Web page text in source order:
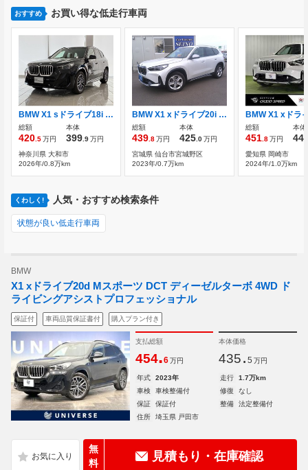
おすすめ お買い得な低走行車両
BMW X1 sドライブ18i Mスポーツ DCT アダプティブMサスペンション
総額
420.5万円
本体
399.9万円
神奈川県 大和市
2026年/0.8万km
BMW X1 xドライブ20i xライン DCT 4WD ワンオーナ車 令和8年10月まで新車保証付
総額
439.8万円
本体
425.0万円
宮城県 仙台市宮城野区
2023年/0.7万km
総額
451.8万円
本体
愛知県 岡崎市
2024年/1.0万km
くわしく! 人気・おすすめ検索条件
状態が良い低走行車両
BMW
X1 xドライブ20d Mスポーツ DCT ディーゼルターボ 4WD ド
ライビングアシストプロフェッショナル
保証付 車両品質保証書付 購入プラン付き
支払総額
454.6 万円
本体価格
435. 5 万円
年式 2023年 走行
1.7万km
車検
車検整備付 修復
なし
保証
保証付 整備
法定整備付
住所
埼玉県 戸田市
無
料
見積もり・在庫確認